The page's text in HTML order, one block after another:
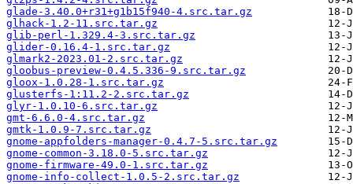
glade-3.40.0+r31+g1b15f940-4.src.tar.gz
glhack-1.2-11.src.tar.gz
glib-perl-1.329.4-3.src.tar.gz
glider-0.16.4-1.src.tar.gz
glmark2-2023.01-2.src.tar.gz
gloobus-preview-0.4.5.336-9.src.tar.gz
gloox-1.0.28-1.src.tar.gz
glusterfs-1:11.2-2.src.tar.gz
glyr-1.0.10-6.src.tar.gz
gmt-6.6.0-4.src.tar.gz
gmtk-1.0.9-7.src.tar.gz
gnome-appfolders-manager-0.4.7-5.src.tar.gz
gnome-common-3.18.0-5.src.tar.gz
gnome-firmware-49.0-1.src.tar.gz
gnome-info-collect-1.0.5-2.src.tar.gz